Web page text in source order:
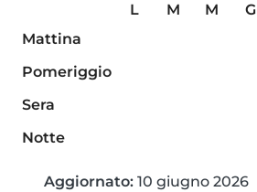
L M M G
Mattina
Pomeriggio
Sera
Notte
Aggiornato: 10 giugno 2026